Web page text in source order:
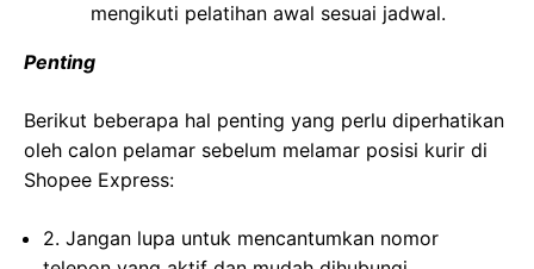
mengikuti pelatihan awal sesuai jadwal.
Penting
Berikut beberapa hal penting yang perlu diperhatikan
oleh calon pelamar sebelum melamar posisi kurir di
Shopee Express:
2. Jangan lupa untuk mencantumkan nomor